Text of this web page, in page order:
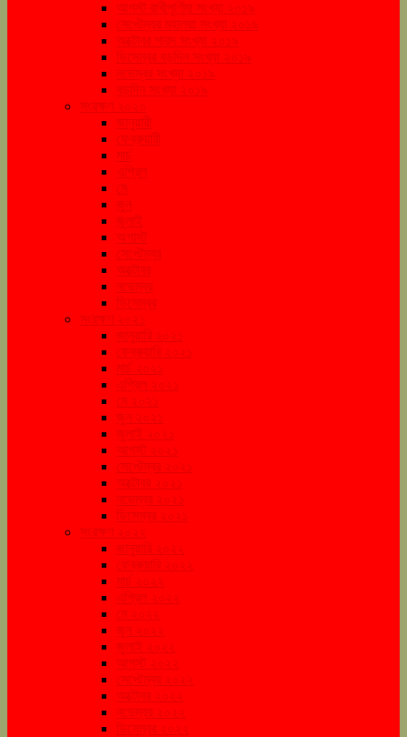
আগস্ট রাখীপূর্ণিমা সংখ্যা ২০১৯
সেপ্টেম্বর মহালয়া সংখ্যা ২০১৯
অক্টোবর শারদ সংখ্যা ২০১৯
ডিসেম্বর বড়দিন সংখ্যা ২০১৯
নভেম্বর সংখ্যা ২০১৯
বড়দিন সংখ্যা ২০১৯
সংরক্ষণ ২০২০
জানুয়ারী
ফেব্রুয়ারী
মার্চ
এপ্রিল
মে
জুন
জুলাই
অগাস্ট
সেপ্টেম্বর
অক্টোবর
নভেম্বর
ডিসেম্বর
সংরক্ষণ ২০২১
জানুয়ারি ২০২১
ফেব্রুয়ারি ২০২১
মার্চ ২০২১
এপ্রিল ২০২১
মে ২০২১
জুন ২০২১
জুলাই ২০২১
আগস্ট ২০২১
সেপ্টেম্বর ২০২১
অক্টোবর ২০২১
নভেম্বর ২০২১
ডিসেম্বর ২০২১
সংরক্ষণ ২০২২
জানুয়ারি ২০২২
ফেব্রুয়ারি ২০২২
মার্চ ২০২২
এপ্রিল ২০২২
মে ২০২২
জুন ২০২২
জুলাই ২০২২
আগস্ট ২০২২
সেপ্টেম্বর ২০২২
অক্টোবর ২০২২
নভেম্বর ২০২২
ডিসেম্বর ২০২২